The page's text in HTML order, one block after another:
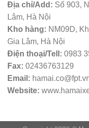
Địa chỉ/Add: Số 903,
Lâm, Hà Nội
Kho hàng: NM09D,
Gia Lâm, Hà Nội
Điện thoại/Tell: 0983
Fax: 02436763129
Email:
Website: